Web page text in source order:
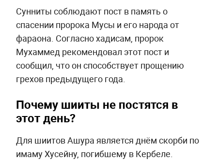
Сунниты соблюдают пост в память о
спасении пророка Мусы и его народа от
фараона. Согласно хадисам, пророк
Мухаммед рекомендовал этот пост и
сообщил, что он способствует прощению
грехов предыдущего года.
Почему шииты не постятся в
этот день?
Для шиитов Ашура является днём скорби по
имаму Хусейну, погибшему в Кербеле.